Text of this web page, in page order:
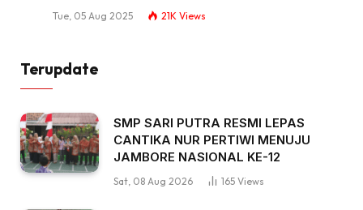
Tue, 05 Aug 2025 21K Views
Terupdate
SMP SARI PUTRA RESMI LEPAS
CANTIKA NUR PERTIWI MENUJU
JAMBORE NASIONAL KE-12
Sat, 08 Aug 2026 165 Views